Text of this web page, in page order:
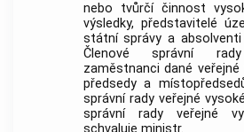
nebo tvůrčí činnost
výsledky, představitelé
státní správy a
Členové správní
zaměstnanci dané
předsedy a
správní rady veřejné
správní rady veřejné